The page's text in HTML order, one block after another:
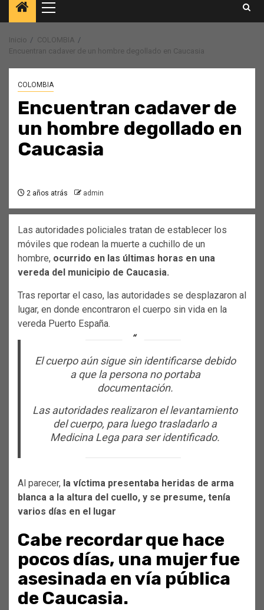
Menú
principal
Inicio
COLOMBIA
Encuentran cadaver de un hombre degollado en Caucasia
COLOMBIA
Encuentran cadaver de
un hombre degollado en
Caucasia
2 años atrás admin
Las autoridades policiales tratan de establecer los
móviles que rodean la muerte a cuchillo de un
hombre, ocurrido en las últimas horas en una
vereda del municipio de Caucasia.
Tras reportar el caso, las autoridades se desplazaron al
lugar, en donde encontraron el cuerpo sin vida en la
vereda Puerto España.
El cuerpo aún sigue sin identificarse debido
a que la persona no portaba
documentación.
Las autoridades realizaron el levantamiento
del cuerpo, para luego trasladarlo a
Medicina Lega para ser identificado.
Al parecer, la víctima presentaba heridas de arma
blanca a la altura del cuello, y se presume, tenía
varios días en el lugar
Cabe recordar que hace
pocos días, una mujer fue
asesinada en vía pública
de Caucasia.